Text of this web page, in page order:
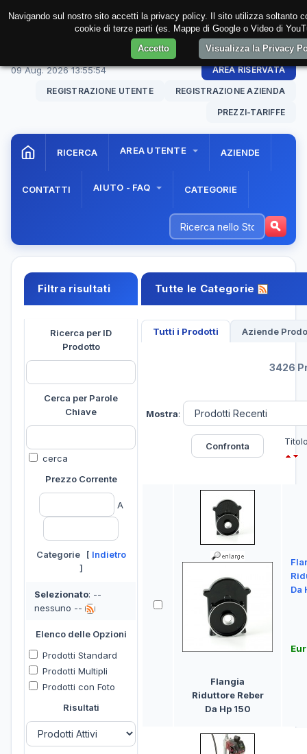
09 Aug. 202613:55:55 AREA RISERVATA
REGISTRAZIONE UTENTE REGISTRAZIONE AZIENDA
PREZZI-TARIFFE
RICERCA AREA UTENTE AZIENDE
CONTATTI AIUTO - FAQ CATEGORIE
Filtra risultati
Ricerca per ID
Prodotto
Cerca per Parole
Chiave
cerca
Prezzo Corrente
A
Categorie [ Indietro
]
Selezionato: --
nessuno --
Elenco delle Opzioni
Prodotti Standard
Prodotti Multipli
Prodotti con Foto
Risultati
Tutte le Categorie
Tutti i Prodotti Aziende
3426
Mostra:
Flangia
Riduttore Reber
Da Hp 150
Da
Navigando sul nostro sito accetti la privacy policy. Il sito utilizza soltanto
cookie di terze parti (es. Mappe di Google o Video di
Accetto
Visualizza la Privacy